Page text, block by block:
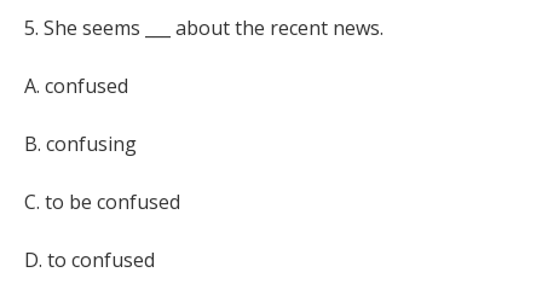
5. She seems ___ about the recent news.
A. confused
B. confusing
C. to be confused
D. to confused